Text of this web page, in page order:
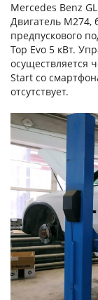
Mercedes Benz
Двигатель M274,
предпускового
Top Evo 5 кВт.
осуществляется
Start со
отсутствует.